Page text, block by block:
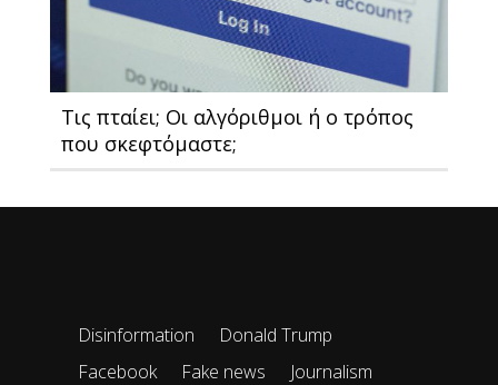
Τις πταίει; Οι αλγόριθμοι ή ο τρόπος
που σκεφτόμαστε;
Disinformation
Donald Trump
Facebook
Fake news
Journalism